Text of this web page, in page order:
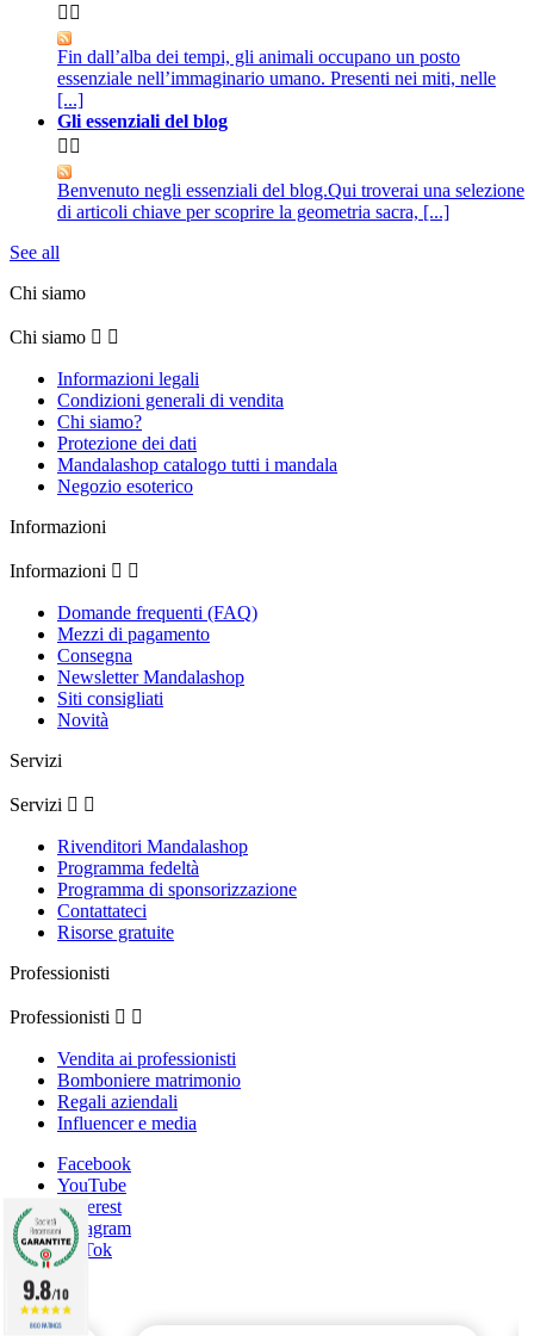
 
Fin dall’alba dei tempi, gli animali occupano un posto
essenziale nell’immaginario umano. Presenti nei miti, nelle
[...]
Gli essenziali del blog
 
Benvenuto negli essenziali del blog.Qui troverai una selezione
di articoli chiave per scoprire la geometria sacra, [...]
See all
Chi siamo
Chi siamo  
Informazioni legali
Condizioni generali di vendita
Chi siamo?
Protezione dei dati
Mandalashop catalogo tutti i mandala
Negozio esoterico
Informazioni
Informazioni  
Domande frequenti (FAQ)
Mezzi di pagamento
Consegna
Newsletter Mandalashop
Siti consigliati
Novità
Servizi
Servizi  
Rivenditori Mandalashop
Programma fedeltà
Programma di sponsorizzazione
Contattateci
Risorse gratuite
Professionisti
Professionisti  
Vendita ai professionisti
Bomboniere matrimonio
Regali aziendali
Influencer e media
Facebook
YouTube
Pinterest
Instagram
TikTok
9.8/10
860 RATINGS